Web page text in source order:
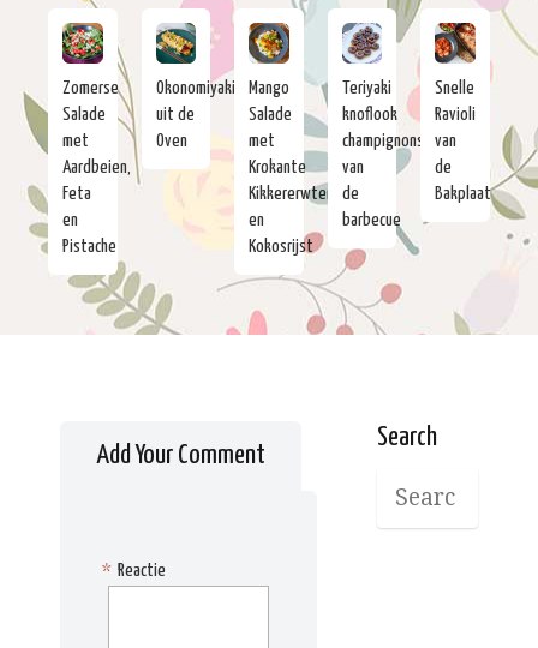
Zomerse
Salade
met
Aardbeien,
Feta
en
Pistache
Okonomiyaki
uit de
Oven
Mango
Salade
met
Krokante
Kikkererwten
en
Kokosrijst
Teriyaki
knoflook
champignons
van
de
barbecue
Snelle
Ravioli
van
de
Bakplaat
Add Your Comment
Reactie
*
Search